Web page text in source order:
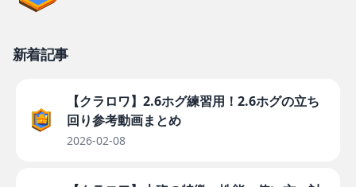
新着記事
【クラロワ】2.6ホグ練習用！2.6ホグの立ち
回り参考動画まとめ
2026-02-08